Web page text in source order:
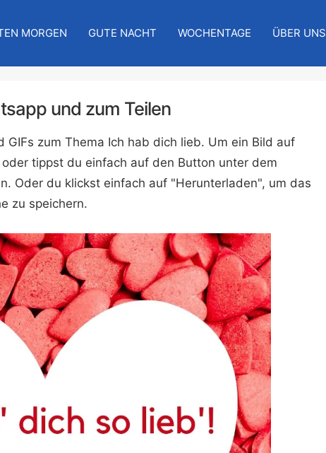
MORGEN GUTE NACHT WOCHENTAGE ÜBER UNS
und zum Teilen
zum Thema Ich hab dich lieb. Um ein Bild auf
tippst du einfach auf den Button unter dem
Oder du klickst einfach auf "Herunterladen", um das
zu speichern.